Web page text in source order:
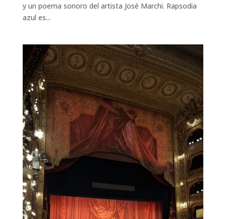
y un poema sonoro del artista José Marchi. Rapsodia
azul es...